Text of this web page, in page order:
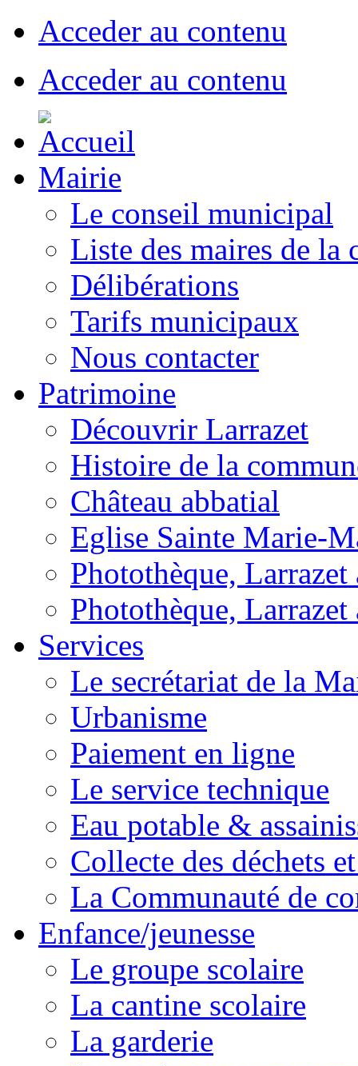
Acceder au contenu
Acceder au contenu
Mairie
Le conseil municipal
Liste des maires de la
Délibérations
Tarifs municipaux
Nous contacter
Patrimoine
Découvrir Larrazet
Histoire de la
Château abbatial
Eglise Sainte Marie-
Photothèque,
Photothèque,
Services
Le secrétariat de la
Urbanisme
Paiement en ligne
Le service technique
Eau potable &
Collecte des déchets
La Communauté de
Enfance/jeunesse
Le groupe scolaire
La cantine scolaire
La garderie